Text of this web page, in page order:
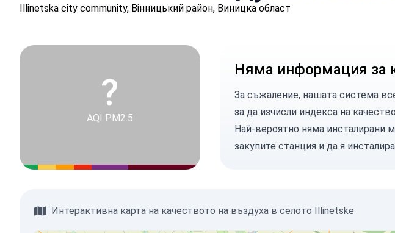
Illinetska city community, Вінницький район, Виницка област
?
AQI PM2.5
Няма информация за
За съжаление, нашата система
за да изчисли индекса на
Най-вероятно няма инсталирани
закупите станцияи да я
Интерактивна карта на качеството на въздуха в селото Illinetske